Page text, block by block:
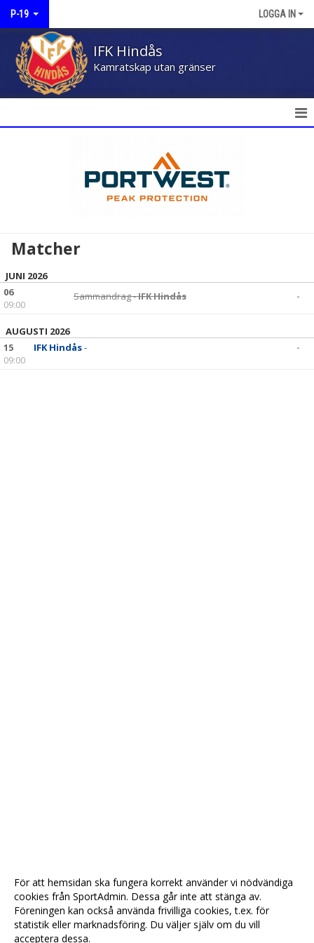
P-19 LOGGA IN
IFK Hindås
Kamratskap utan gränser
BILDGALLERI
KONTAKT
Matcher
JUNI 2026
06
09:00
Sammandrag -IFK Hindås -
AUGUSTI 2026
15
09:00
IFK Hindås- -
För att hemsidan ska fungera korrekt använder vi nödvändiga
cookies från SportAdmin. Dessa går inte att stänga av.
Föreningen kan också använda frivilliga cookies, t.ex. för
statistik eller marknadsföring. Du väljer själv om du vill
acceptera dessa.